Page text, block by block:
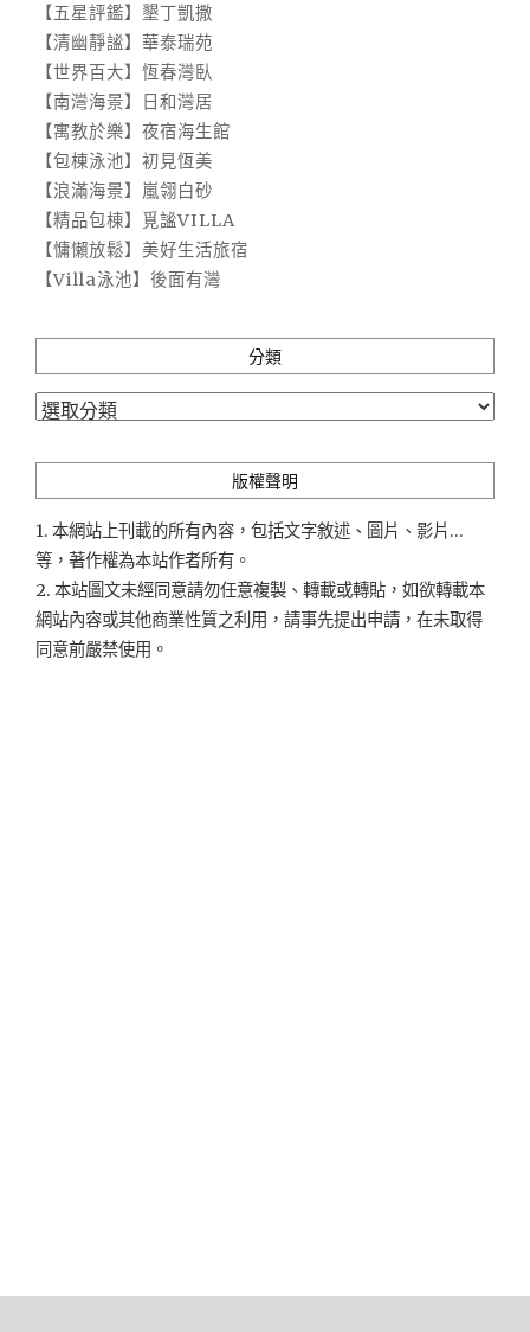
【五星評鑑】墾丁凱撒
【清幽靜謐】華泰瑞苑
【世界百大】恆春灣臥
【南灣海景】日和灣居
【寓教於樂】夜宿海生館
【包棟泳池】初見恆美
【浪滿海景】嵐翎白砂
【精品包棟】覓謐VILLA
【慵懶放鬆】美好生活旅宿
【Villa泳池】後面有灣
分類
分
版權聲明
1. 本網站上刊載的所有內容，包括文字敘述、圖片、影片...
等，著作權為本站作者所有。
2. 本站圖文未經同意請勿任意複製、轉載或轉貼，如欲轉載本
網站內容或其他商業性質之利用，請事先提出申請，在未取得
同意前嚴禁使用。